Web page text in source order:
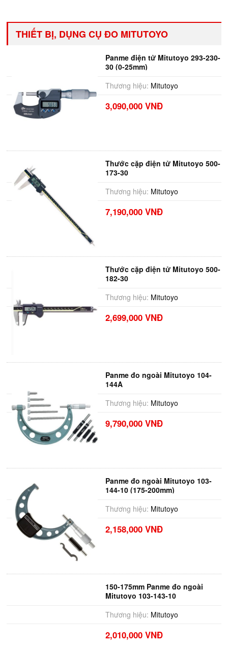
THIẾT BỊ, DỤNG CỤ ĐO MITUTOYO
Panme điện tử Mitutoyo 293-230-
30 (0-25mm)
Thương hiệu: Mitutoyo
3,090,000 VNĐ
Thước cặp điện tử Mitutoyo 500-
173-30
Thương hiệu: Mitutoyo
7,190,000 VNĐ
Thước cặp điện tử Mitutoyo 500-
182-30
Thương hiệu: Mitutoyo
2,699,000 VNĐ
Panme đo ngoài Mitutoyo 104-
144A
Thương hiệu: Mitutoyo
9,790,000 VNĐ
Panme đo ngoài Mitutoyo 103-
144-10 (175-200mm)
Thương hiệu: Mitutoyo
2,158,000 VNĐ
150-175mm Panme đo ngoài
Mitutoyo 103-143-10
Thương hiệu: Mitutoyo
2,010,000 VNĐ